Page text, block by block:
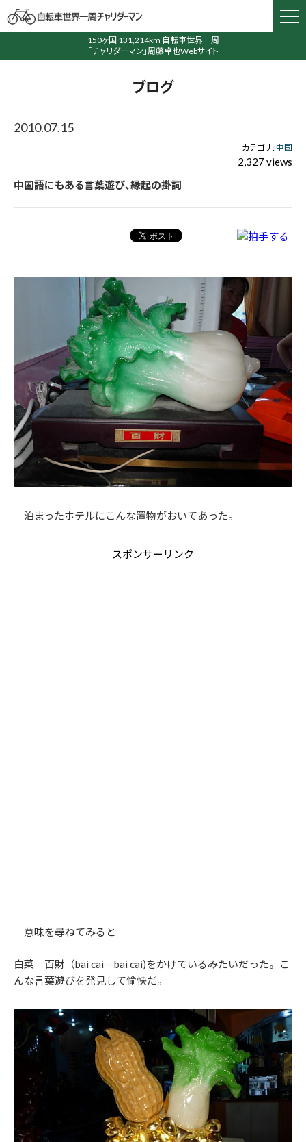
150ヶ国 131,214km 自転車世界一周
「チャリダーマン」周藤卓也Webサイト
ブログ
2010.07.15
カテゴリ :中国
2,327 views
中国語にもある言葉遊び、縁起の掛詞
泊まったホテルにこんな置物がおいてあった。
スポンサーリンク
意味を尋ねてみると
白菜＝百財（bai cai＝bai cai)をかけているみたいだった。こ
んな言葉遊びを発見して愉快だ。